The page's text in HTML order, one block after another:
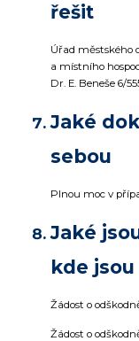
řešit
Úřad městského
a místního
Dr. E. Beneše 6/
Jaké
sebou
Plnou moc v
Jaké
kde
Žádost o
Žádost o